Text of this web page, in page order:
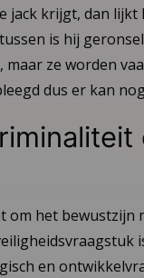
krijgt, dan lijkt
is hij
ze worden
dus er kan
het bewustzijn
en